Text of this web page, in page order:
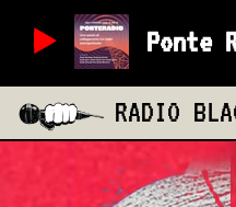
Ponte
RADIO